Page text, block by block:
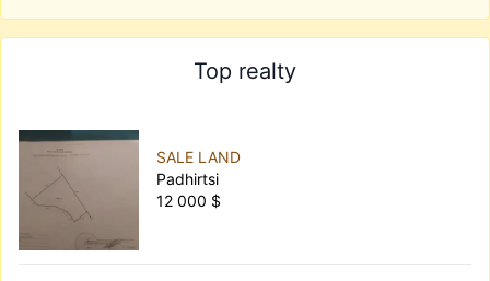
Top realty
SALE LAND
Padhirtsi
12 000 $